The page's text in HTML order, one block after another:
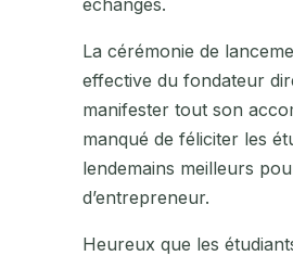
La cérémonie de
effective du fondateur
manifester tout son
manqué de féliciter les
lendemains meilleurs
d’entrepreneur.
Heureux que les